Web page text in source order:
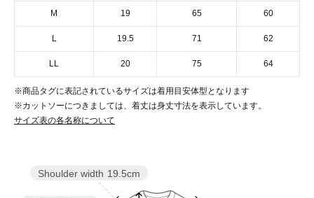
M 19 65 60
L 19.5 71 62
LL 20 75 64
※商品タグに表記されているサイズは着用目安体型となります
※カットソーにつきましては、着丈は身丈寸法を表示しています。
サイズ表の各名称について
Shoulder width 19.5cm